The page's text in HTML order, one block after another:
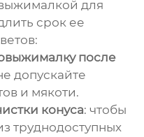
для
срок ее
после
допускайте
и мякоти.
конуса: чтобы
труднодоступных